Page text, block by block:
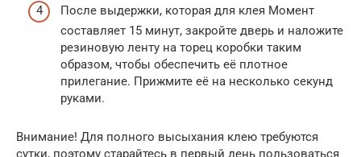
После выдержки, которая для клея Момент
составляет 15 минут, закройте дверь и наложите
резиновую ленту на торец коробки таким
образом, чтобы обеспечить её плотное
прилегание. Прижмите её на несколько секунд
руками.
Внимание! Для полного высыхания клею требуются
сутки, поэтому старайтесь в первый день пользоваться